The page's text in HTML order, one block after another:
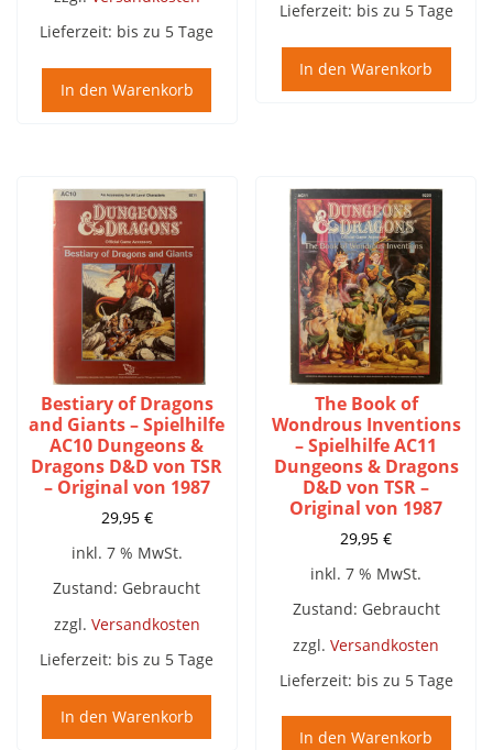
Lieferzeit: bis zu 5 Tage
In den Warenkorb
Lieferzeit: bis zu 5 Tage
In den Warenkorb
Bestiary of Dragons
and Giants – Spielhilfe
AC10 Dungeons &
Dragons D&D von TSR
– Original von 1987
29,95 €
inkl. 7 % MwSt.
Zustand: Gebraucht
zzgl. Versandkosten
Lieferzeit: bis zu 5 Tage
In den Warenkorb
The Book of
Wondrous Inventions
– Spielhilfe AC11
Dungeons & Dragons
D&D von TSR –
Original von 1987
29,95€
inkl. 7 % MwSt.
Zustand: Gebraucht
zzgl.Versandkosten
Lieferzeit: bis zu 5 Tage
In den Warenkorb